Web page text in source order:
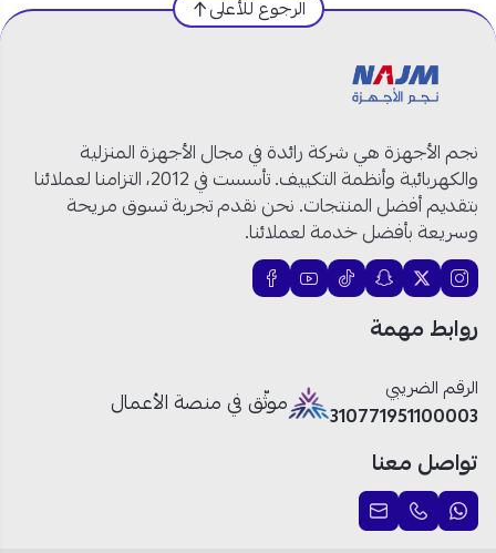
العلامة التجارية:كتشن لاين
المقاس:
عدد العيون:
الصناعة:
إيطالية
التحكم:لوحة تحكم قابلة للتخصيص
الشعلات:
موقد كهرباء Ø 180 مم
موقد كهرباء Ø 145 مم
الإشعال:إشعال ذاتي مدمج في المقبض
الخامة:
الإضافات:
لمبة بيان للسخونة
الأبعاد:500 × 300
سطح بلت ان كهرباء كتشن لاين: أداء
عملي بمساحة صغيرة!
الرجوع للأعلى
نجم الأجهزة هي شركة رائدة في مجال الأجهزة المنزلية
والكهربائية وأنظمة التكييف. تأسست في 2012، التزامنا لعملائنا
بتقديم أفضل المنتجات. نحن نقدم تجربة تسوق مريحة
وسريعة بأفضل خدمة لعملائنا.
روابط مهمة
الرقم الضريبي
310771951100003
موثّق في منصة الأعمال
تواصل معنا